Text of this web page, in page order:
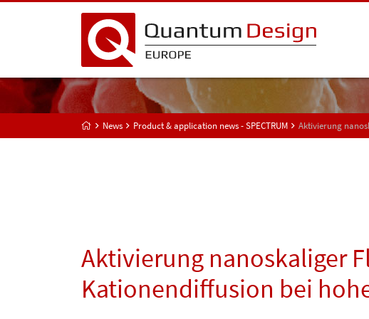
News Product & application news - SPECTRUM Aktivierung
Aktivierung nanoskaliger
Kationendiffusion bei